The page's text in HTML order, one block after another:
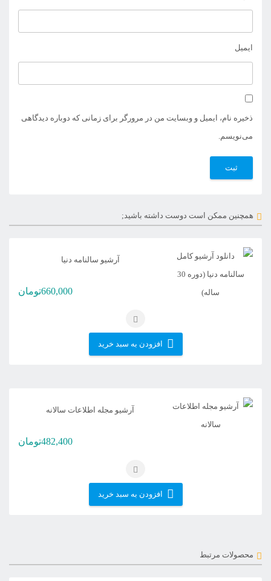
ایمیل
ذخیره نام، ایمیل و وبسایت من در مرورگر برای زمانی که دوباره دیدگاهی
می‌نویسم.
همچنین ممکن است دوست داشته باشید;
آرشیو سالنامه دنیا
660,000تومان
افزودن به سبد خرید
آرشیو مجله اطلاعات سالانه
482,400تومان
افزودن به سبد خرید
محصولات مرتبط